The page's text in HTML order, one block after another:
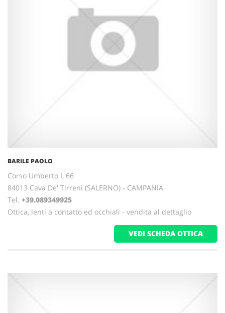
BARILE PAOLO
Corso Umberto I, 66
84013 Cava De' Tirreni (SALERNO) - CAMPANIA
Tel. +39.089349925
Ottica, lenti a contatto ed occhiali - vendita al dettaglio
VEDI SCHEDA OTTICA